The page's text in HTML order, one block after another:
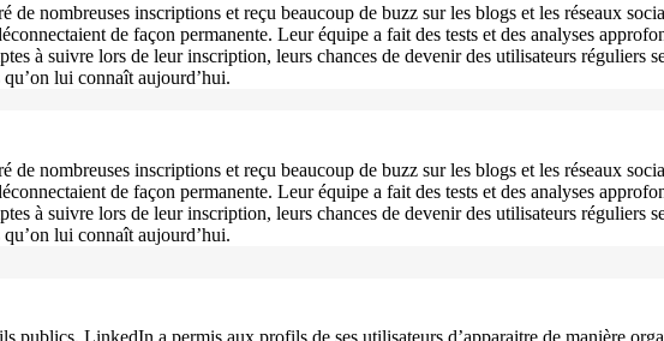
de nombreuses inscriptions et reçu beaucoup de buzz sur les blogs et les réseaux
de façon permanente. Leur équipe a fait des tests et des analyses
à suivre lors de leur inscription, leurs chances de devenir des utilisateurs réguliers
lui connaît aujourd’hui.
de nombreuses inscriptions et reçu beaucoup de buzz sur les blogs et les réseaux
de façon permanente. Leur équipe a fait des tests et des analyses
à suivre lors de leur inscription, leurs chances de devenir des utilisateurs réguliers
lui connaît aujourd’hui.